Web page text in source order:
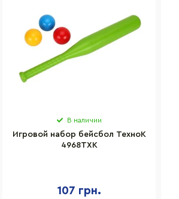
В наличии
Игровой набор бейсбол ТехноК
4968TXK
107 грн.